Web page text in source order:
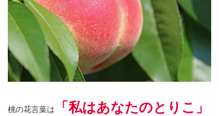
桃の花言葉は
「私はあなたのとりこ」